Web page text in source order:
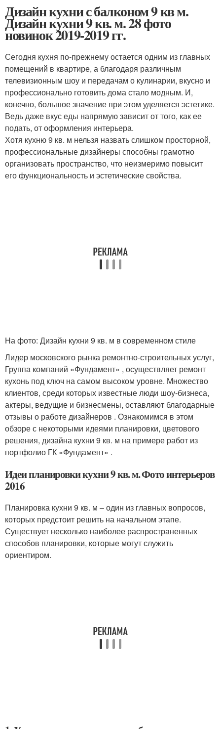
Дизайн кухни с балконом 9 кв м.
Дизайн кухни 9 кв. м. 28 фото
новинок 2019-2019 гг.
Сегодня кухня по-прежнему остается одним из главных
помещений в квартире, а благодаря различным
телевизионным шоу и передачам о кулинарии, вкусно и
профессионально готовить дома стало модным. И,
конечно, большое значение при этом уделяется эстетике.
Ведь даже вкус еды напрямую зависит от того, как ее
подать, от оформления интерьера.
Хотя кухню 9 кв. м нельзя назвать слишком просторной,
профессиональные дизайнеры способны грамотно
организовать пространство, что неизмеримо повысит
его функциональность и эстетические свойства.
На фото: Дизайн кухни 9 кв. м в современном стиле
Лидер московского рынка ремонтно-строительных услуг,
Группа компаний «Фундамент» , осуществляет ремонт
кухонь под ключ на самом высоком уровне. Множество
клиентов, среди которых известные люди шоу-бизнеса,
актеры, ведущие и бизнесмены, оставляют благодарные
отзывы о работе дизайнеров . Ознакомимся в этом
обзоре с некоторыми идеями планировки, цветового
решения, дизайна кухни 9 кв. м на примере работ из
портфолио ГК «Фундамент» .
Идеи планировки кухни 9 кв. м. Фото интерьеров
2016
Планировка кухни 9 кв. м – один из главных вопросов,
которых предстоит решить на начальном этапе.
Существует несколько наиболее распространенных
способов планировки, которые могут служить
ориентиром.